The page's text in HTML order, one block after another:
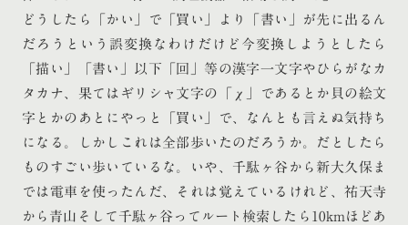
どうしたら「かい」で「買い」より「書い」が先に出るん
だろうという誤変換なわけだけど今変換しようとしたら
「描い」「書い」以下「回」等の漢字一文字やひらがなカ
タカナ、果てはギリシャ文字の「χ」であるとか貝の絵文
字とかのあとにやっと「買い」で、なんとも言えぬ気持ち
になる。しかしこれは全部歩いたのだろうか。だとしたら
ものすごい歩いているな。いや、千駄ヶ谷から新大久保ま
では電車を使ったんだ、それは覚えているけれど、祐天寺
から青山そして千駄ヶ谷ってルート検索したら10kmほどあ